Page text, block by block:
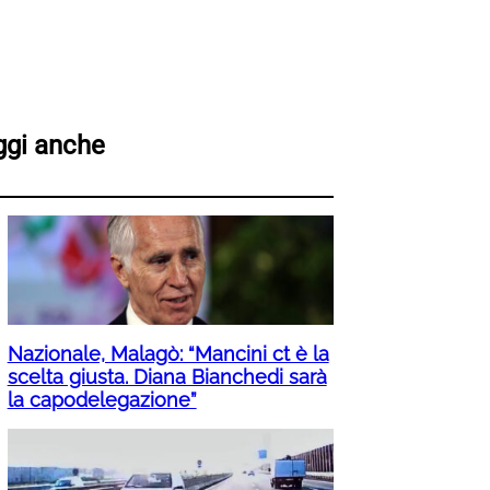
anche
Nazionale, Malagò: “Mancini ct è la
scelta giusta. Diana Bianchedi sarà
la capodelegazione”